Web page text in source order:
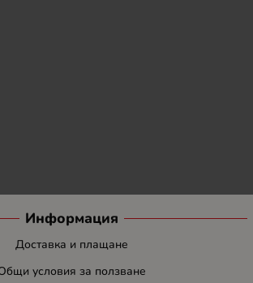
Информация
Доставка и плащане
условия за ползване